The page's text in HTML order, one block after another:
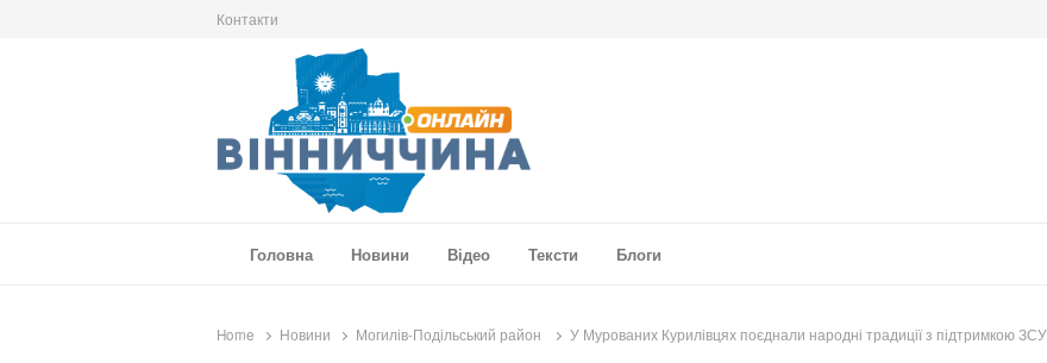
Контакти
Головна
Новини Відео Тексти Блоги
Home Новини Могилів-Подільський район У Мурованих Курилівцях поєднали народні традиції з підтримкою ЗСУ